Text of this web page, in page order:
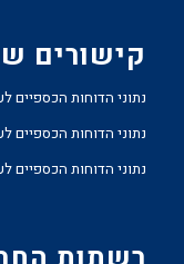
קישורים
נתוני הדוחות הכספיים לעונת
נתוני הדוחות הכספיים
נתוני הדוחות הכספיים לעונת